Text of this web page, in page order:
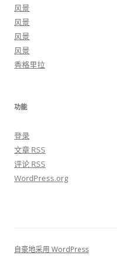
风景
风景
风景
风景
香格里拉
功能
登录
文章 RSS
评论 RSS
WordPress.org
自豪地采用 WordPress